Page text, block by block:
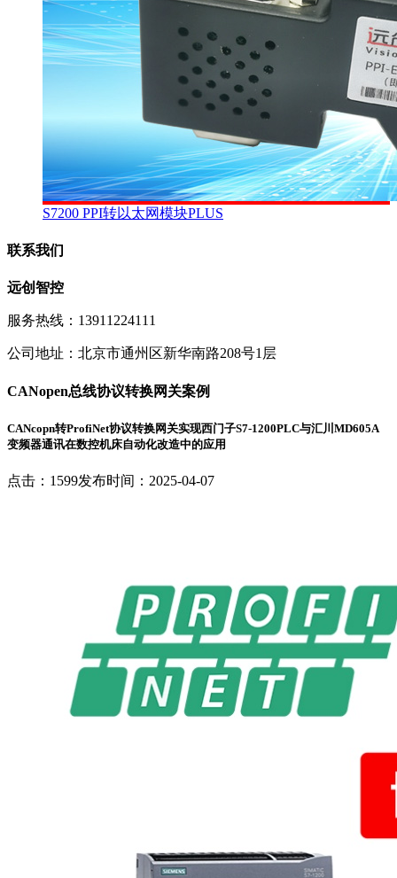
S7200 PPI转以太网模块PLUS
联系我们
远创智控
服务热线：13911224111
公司地址：北京市通州区新华南路208号1层
CANopen总线协议转换网关案例
CANcopn转ProfiNet协议转换网关实现西门子S7-1200PLC与汇川MD605A
变频器通讯在数控机床自动化改造中的应用
点击：1599发布时间：2025-04-07